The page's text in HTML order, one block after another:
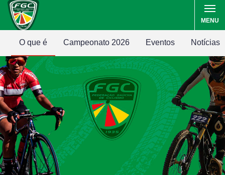
MENU
O que é Campeonato 2026 Eventos Notícias